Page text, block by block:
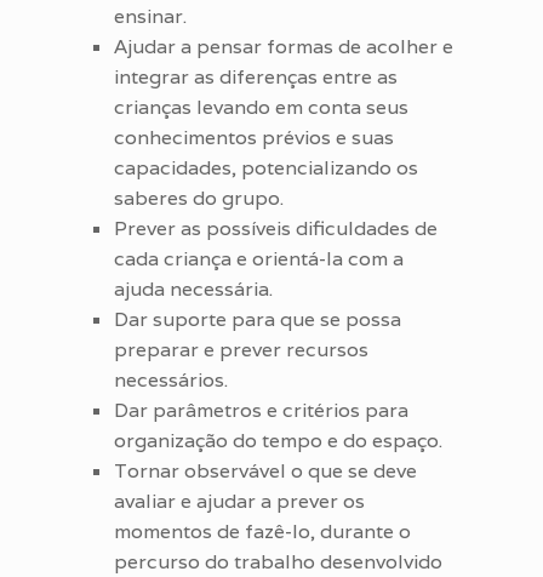
ensinar.
Ajudar a pensar formas de acolher e
integrar as diferenças entre as
crianças levando em conta seus
conhecimentos prévios e suas
capacidades, potencializando os
saberes do grupo.
Prever as possíveis dificuldades de
cada criança e orientá-la com a
ajuda necessária.
Dar suporte para que se possa
preparar e prever recursos
necessários.
Dar parâmetros e critérios para
organização do tempo e do espaço.
Tornar observável o que se deve
avaliar e ajudar a prever os
momentos de fazê-lo, durante o
percurso do trabalho desenvolvido